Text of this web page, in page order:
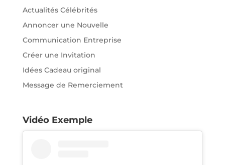
Actualités Célébrités
Annoncer une Nouvelle
Communication Entreprise
Créer une Invitation
Idées Cadeau original
Message de Remerciement
Vidéo Exemple